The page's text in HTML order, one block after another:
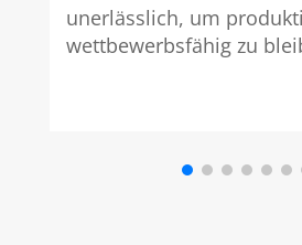
unerlässlich, um
wettbewerbs­fähig zu